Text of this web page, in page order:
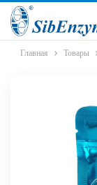
Главная Товары